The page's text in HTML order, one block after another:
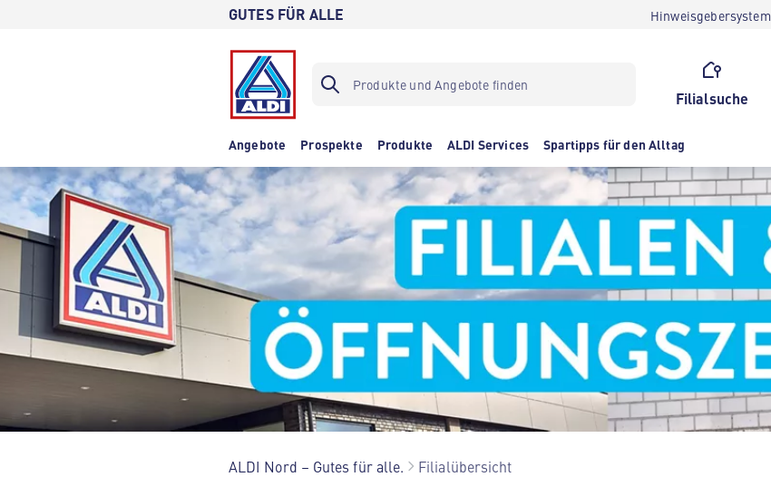
GUTES FÜR ALLE Hinweisgebersystem
Filialsuche
Angebote Prospekte Produkte ALDI Services Spartipps für den Alltag
ALDI Nord – Gutes für alle. Filialübersicht